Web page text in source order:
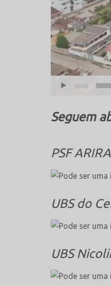
00:00
Seguem
PSF
UBS do
UBS